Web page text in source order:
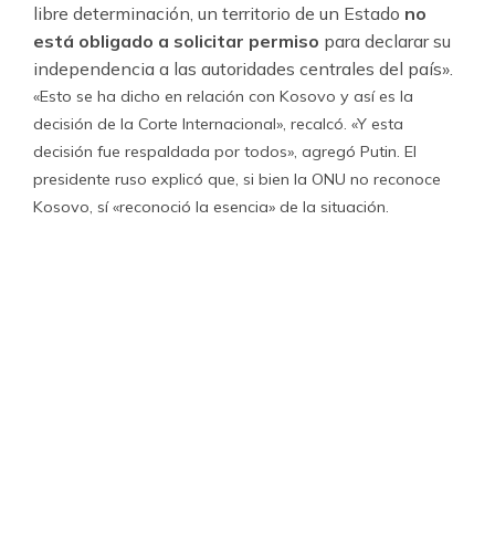
libre determinación, un territorio de un Estado no
está obligado a solicitar permiso para declarar su
independencia a las autoridades centrales del país».
«Esto se ha dicho en relación con Kosovo y así es la
decisión de la Corte Internacional», recalcó. «Y esta
decisión fue respaldada por todos», agregó Putin. El
presidente ruso explicó que, si bien la ONU no reconoce
Kosovo, sí «reconoció la esencia» de la situación.